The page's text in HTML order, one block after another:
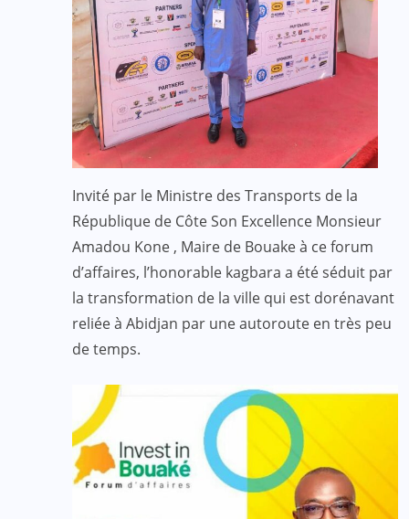
Invité par le Ministre des Transports de la
République de Côte Son Excellence Monsieur
Amadou Kone , Maire de Bouake à ce forum
d’affaires, l’honorable kagbara a été séduit par
la transformation de la ville qui est dorénavant
reliée à Abidjan par une autoroute en très peu
de temps.